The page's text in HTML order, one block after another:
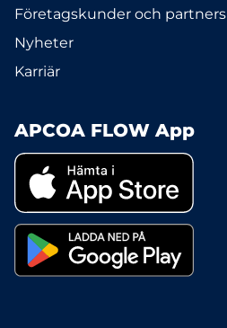
Företagskunder och partners
Nyheter
Karriär
APCOA FLOW App